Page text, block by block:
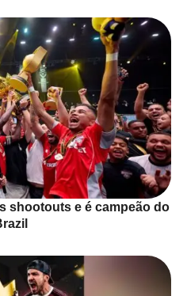
shootouts e é campeão do